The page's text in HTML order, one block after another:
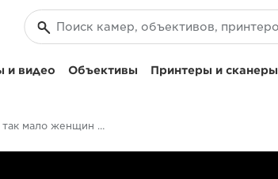
и видео Объективы Принтеры и сканеры
Почему так мало женщин работают кинооператорами?